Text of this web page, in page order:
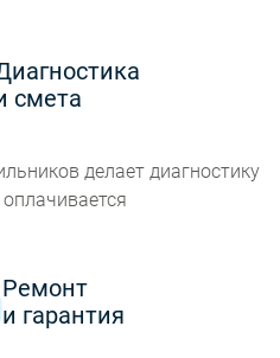
смета
делает диагностику
Ремонт
и гарантия